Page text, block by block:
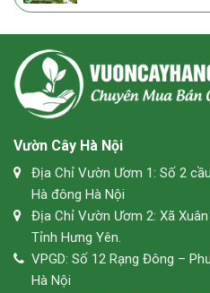
Vườn Cây Hà Nội
Địa Chỉ Vườn Ươm 1: Số 2
Hà đông Hà Nội
Địa Chỉ Vườn Ươm 2: Xã
Tỉnh Hưng Yên.
VPGD: Số 12 Rạng Đông –
Hà Nội